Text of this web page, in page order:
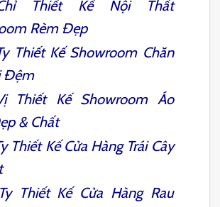
Thiết Kế Nội Thất
RèmĐẹp
Thiết Kế Showroom Chăn
Đệm
Thiết Kế Showroom Áo
& Chất
Thiết Kế Cửa Hàng Trái Cây
Thiết Kế Cửa Hàng Rau